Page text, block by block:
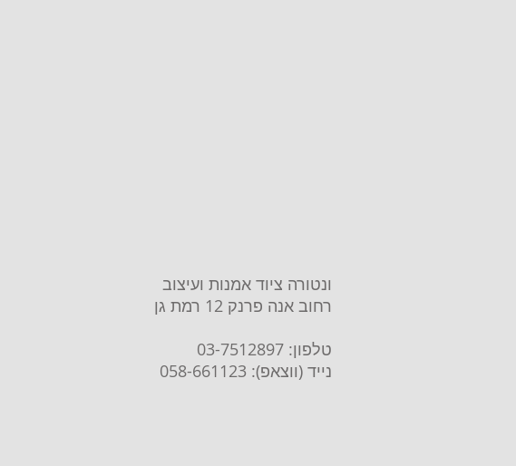
ונטורה ציוד אמנות ועיצוב
רחוב אנה פרנק 12 רמת גן
טלפון: 03-7512897
נייד (ווצאפ): 058-661123